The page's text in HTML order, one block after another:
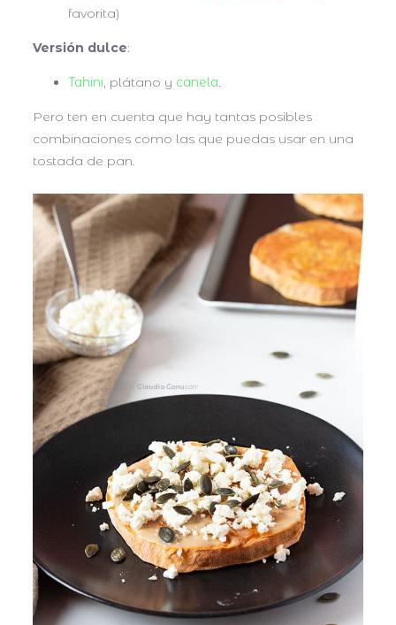
favorita)
Versión dulce:
Tahini, plátano y canela.
Pero ten en cuenta que hay tantas posibles
combinaciones como las que puedas usar en una
tostada de pan.